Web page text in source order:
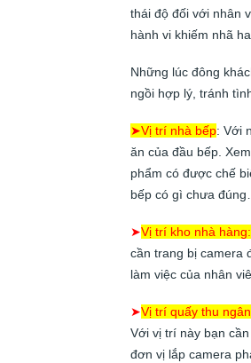
thái độ đối với nhân
hành vi khiếm nhã
Những lúc đông
ngồi hợp lý, tránh
➤Vị trí nhà bếp: Với
ăn của đầu bếp.
phẩm có được chế
bếp có gì chưa
➤Vị trí kho nhà hàng:
cần trang bị camera
làm việc của nhân
➤Vị trí quấy thu
Với vị trí này bạn
đơn vị lắp camera